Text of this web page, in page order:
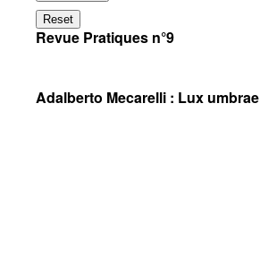
Reset
Revue Pratiques n°9
Adalberto Mecarelli : Lux umbrae